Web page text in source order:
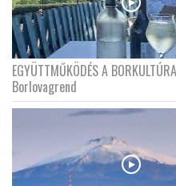
EGYÜTTMŰKÖDÉS A
Borlovagrend